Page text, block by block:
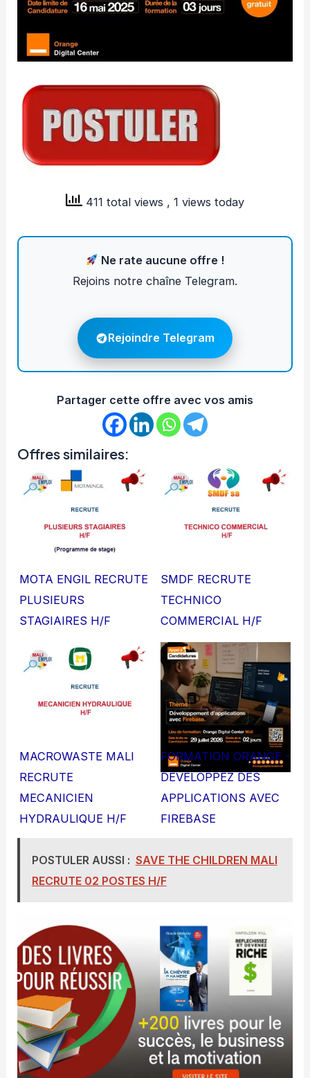
411 total views , 1 views today
Ne rate aucune offre !
Rejoins notre chaîne Telegram.
Rejoindre Telegram
Partager cette offre avec vos amis
Offres similaires:
MOTA ENGIL RECRUTE
PLUSIEURS
STAGIAIRES H/F
SMDF RECRUTE
TECHNICO
COMMERCIAL H/F
MACROWASTE MALI
RECRUTE
MECANICIEN
HYDRAULIQUE H/F
FORMATION ORANGE -
DEVELOPPEZ DES
APPLICATIONS AVEC
FIREBASE
POSTULER AUSSI : SAVE THE CHILDREN MALI
RECRUTE 02 POSTES H/F